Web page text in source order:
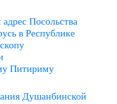
Посольства
в Республике
Питириму
Душанбинской